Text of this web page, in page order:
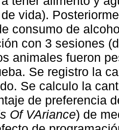
vida).
consumo de
con 3 sesiones
animales fueron
Se registro la
Se calculo la
de preferencia
Of VAriance) de